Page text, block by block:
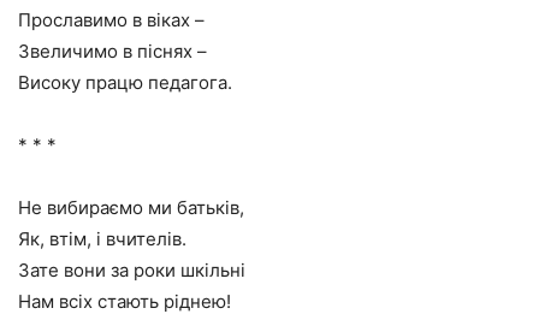
Прославимо в віках –
Звеличимо в піснях –
Високу працю педагога.
* * *
Не вибираємо ми батьків,
Як, втім, і вчителів.
Зате вони за роки шкільні
Нам всіх стають ріднею!